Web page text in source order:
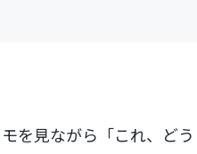
を見ながら「これ、ど